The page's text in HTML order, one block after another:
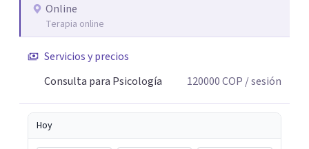
y enfoque integral. Estoy a un mensaje de whatsapp si
necesitas orientación "Tu bienestar es la prioridad, sin
Online
Terapia online
Servicios y precios
Consulta para Psicología
120000COP / sesión
Hoy